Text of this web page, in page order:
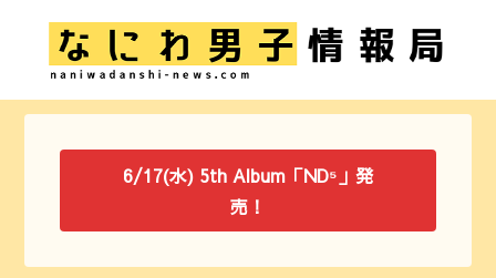
6/17(水) 5th Album「ND⁵」発
売！